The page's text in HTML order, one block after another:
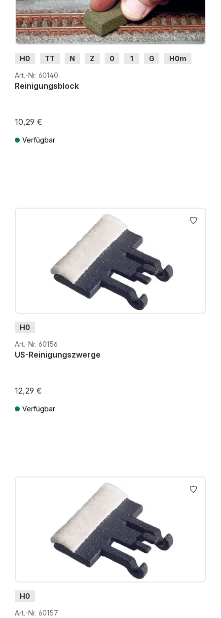
H0 TT N Z 0 1 G
H0m
H0e
Art.-Nr. 60140
Reinigungsblock
10,29 €
Verfügbar
H0
Art.-Nr. 60156
US-Reinigungszwerge
12,29 €
Verfügbar
H0
Art.-Nr. 60157